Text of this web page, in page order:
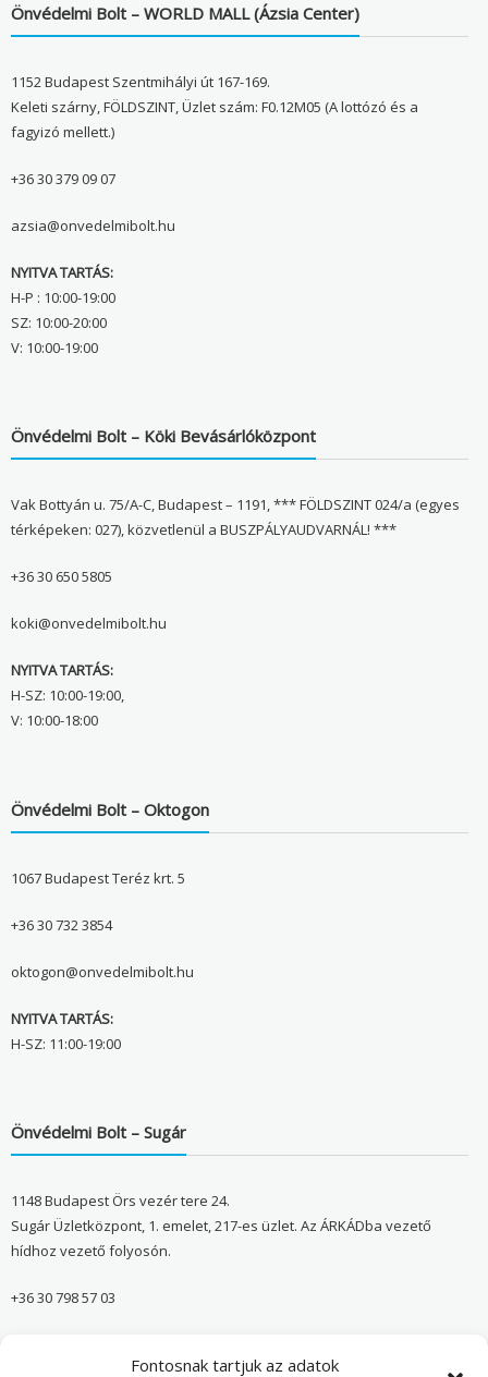
Fontosnak tartjuk az adatok
Önvédelmi Bolt – WORLD MALL (Ázsia Center)
1152 Budapest Szentmihályi út 167-169.
Keleti szárny, FÖLDSZINT, Üzlet szám: F0.12M05 (A lottózó és a
fagyizó mellett.)
+36 30 379 09 07
azsia@onvedelmibolt.hu
NYITVA TARTÁS:
H-P : 10:00-19:00
SZ: 10:00-20:00
V: 10:00-19:00
Önvédelmi Bolt – Köki Bevásárlóközpont
Vak Bottyán u. 75/A-C, Budapest – 1191, *** FÖLDSZINT 024/a (egyes
térképeken: 027), közvetlenül a BUSZPÁLYAUDVARNÁL! ***
+36 30 650 5805
koki@onvedelmibolt.hu
NYITVA TARTÁS:
H-SZ: 10:00-19:00,
V: 10:00-18:00
Önvédelmi Bolt – Oktogon
1067 Budapest Teréz krt. 5
+36 30 732 3854
oktogon@onvedelmibolt.hu
NYITVA TARTÁS:
H-SZ: 11:00-19:00
Önvédelmi Bolt – Sugár
1148 Budapest Örs vezér tere 24.
Sugár Üzletközpont, 1. emelet, 217-es üzlet. Az ÁRKÁDba vezető
hídhoz vezető folyosón.
+36 30 798 57 03